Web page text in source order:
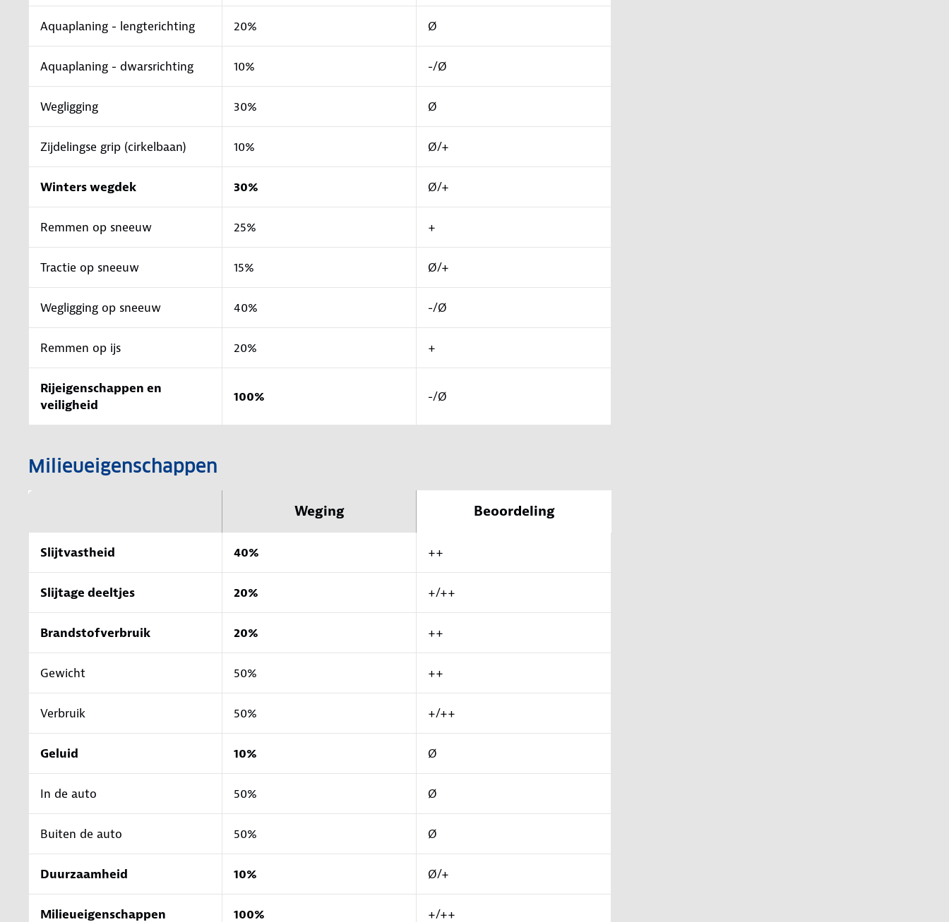
Aquaplaning - lengterichting 20% Ø
Aquaplaning - dwarsrichting 10% -/Ø
Wegligging 30% Ø
Zijdelingse grip (cirkelbaan) 10% Ø/+
Winters wegdek 30% Ø/+
Remmen op sneeuw 25% +
Tractie op sneeuw 15% Ø/+
Wegligging op sneeuw 40% -/Ø
Remmen op ijs 20% +
Rijeigenschappen en
veiligheid
100% -/Ø
Milieueigenschappen
Weging Beoordeling
Slijtvastheid 40% ++
Slijtage deeltjes 20% +/++
Brandstofverbruik 20% ++
Gewicht 50% ++
Verbruik 50% +/++
Geluid 10% Ø
In de auto 50% Ø
Buiten de auto 50% Ø
Duurzaamheid 10% Ø/+
Milieueigenschappen 100% +/++